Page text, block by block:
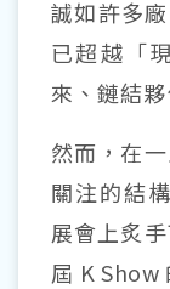
誠如許多
已超越「
來、鏈結
然而，在
關注的結
展會上炙
屆 K Show